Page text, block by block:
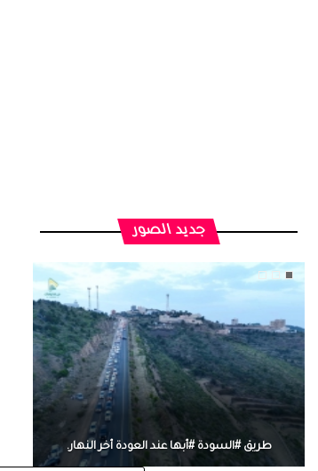
جديد الصور
طريق #السودة #أبها عند العودة أخر النهار.